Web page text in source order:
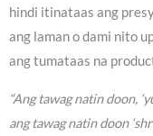
hindi itinataas ang
ang laman o dami nito
ang tumataas na
“Ang tawag natin doon,
ang tawag natin doon